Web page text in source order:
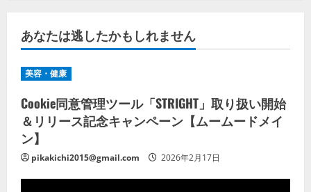
あなたは逃したかもしれません
美容・健康
Cookie同意管理ツール「STRIGHT」取り扱い開始
＆リリース記念キャンペーン【ムームードメイ
ン】
pikakichi2015@gmail.com 2026年2月17日